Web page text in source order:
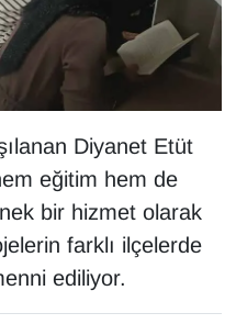
Diyanet Etüt
eğitim hem de
bir hizmet olarak
farklı ilçelerde
ediliyor.